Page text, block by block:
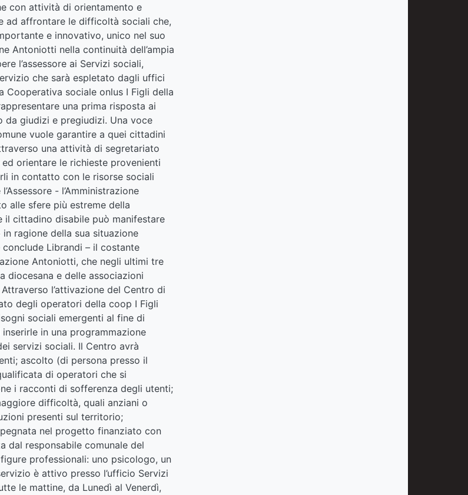
con attività di orientamento e
ad affrontare le difficoltà sociali che,
e innovativo, unico nel suo
Antoniotti nella continuità dell’ampia
l’assessore ai Servizi sociali,
che sarà espletato dagli uffici
Cooperativa sociale onlus I Figli della
una prima risposta ai
giudizi e pregiudizi. Una voce
vuole garantire a quei cittadini
una attività di segretariato
orientare le richieste provenienti
in contatto con le risorse sociali
- l’Amministrazione
alle sfere più estreme della
il cittadino disabile può manifestare
ragione della sua situazione
Librandi – il costante
Antoniotti, che negli ultimi tre
diocesana e delle associazioni
l’attivazione del Centro di
degli operatori della coop I Figli
sociali emergenti al fine di
in una programmazione
servizi sociali. Il Centro avrà
ascolto (di persona presso il
di operatori che si
i racconti di sofferenza degli utenti;
difficoltà, quali anziani o
presenti sul territorio;
nel progetto finanziato con
dal responsabile comunale del
professionali: uno psicologo, un
è attivo presso l’ufficio Servizi
le mattine, da Lunedì al Venerdì,